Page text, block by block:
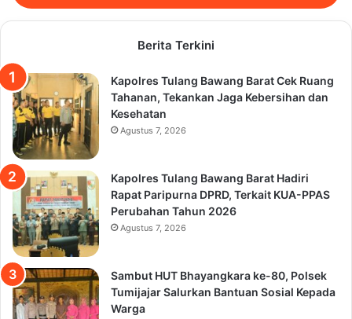
Berita Terkini
Kapolres Tulang Bawang Barat Cek Ruang
Tahanan, Tekankan Jaga Kebersihan dan
Kesehatan
Agustus 7, 2026
Kapolres Tulang Bawang Barat Hadiri
Rapat Paripurna DPRD, Terkait KUA-PPAS
Perubahan Tahun 2026
Agustus 7, 2026
Sambut HUT Bhayangkara ke-80, Polsek
Tumijajar Salurkan Bantuan Sosial Kepada
Warga